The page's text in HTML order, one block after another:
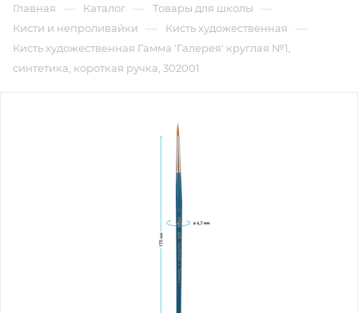
Главная — Каталог — Товары для школы —
Кисти и непроливайки — Кисть художественная —
Кисть художественная Гамма 'Галерея' круглая №1,
синтетика, короткая ручка, 302001